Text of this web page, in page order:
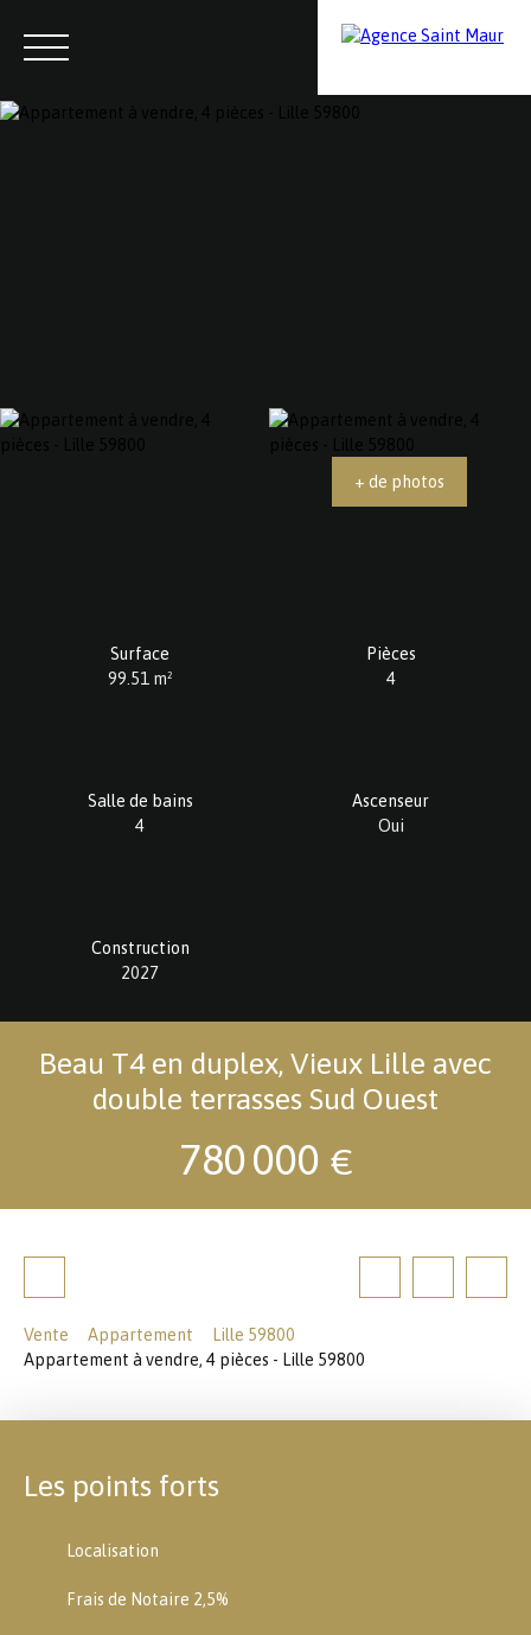
+ de photos
Surface
99.51 m²
Pièces
4
Salle de bains
4
Ascenseur
Oui
Construction
2027
Beau T4 en duplex, Vieux Lille avec
double terrasses Sud Ouest
780 000 €
Vente Appartement
Lille 59800
Appartement à vendre, 4 pièces - Lille 59800
Les points forts
Localisation
Frais de Notaire 2,5%